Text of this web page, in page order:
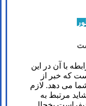
با آن در این
که خبر از
می دهد. لازم
مرتبط به